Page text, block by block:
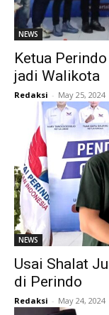
NEWS
Ketua
jadi Walikota
Redaksi - May 25, 2024
NEWS
Usai Shalat
di Perindo
Redaksi - May 24, 2024